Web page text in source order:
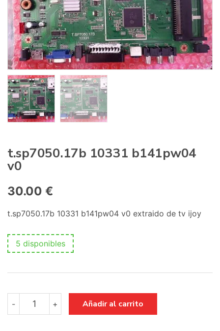
t.sp7050.17b 10331 b141pw04
v0
30.00 €
t.sp7050.17b 10331 b141pw04 v0 extraido de tv ijoy
5 disponibles
-
10331
b141pw04
+ Añadir al carrito